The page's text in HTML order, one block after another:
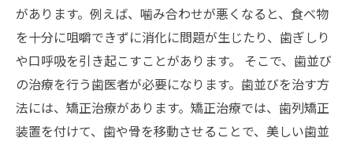
があります。例えば、噛み合わせが悪くなると、食べ物
を十分に咀嚼できずに消化に問題が生じたり、歯ぎしり
や口呼吸を引き起こすことがあります。 そこで、歯並び
の治療を行う歯医者が必要になります。歯並びを治す方
法には、矯正治療があります。矯正治療では、歯列矯正
装置を付けて、歯や骨を移動させることで、美しい歯並